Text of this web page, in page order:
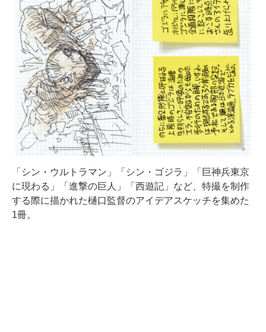
「シン・ウルトラマン」「シン・ゴジラ」「巨神兵東京
に現わる」「進撃の巨人」「西遊記」など、特撮を制作
する際に描かれた樋口監督のアイデアスケッチを集めた
1冊。